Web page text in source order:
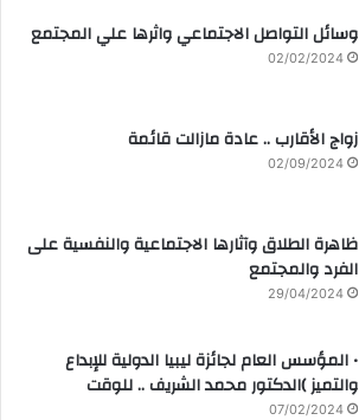
وسائل التواصل الاجتماعي واثرها علي المجتمع
02/02/2024
زواج الأقارب .. عادة مازالت قائمة
02/09/2024
ظاهرة الطلاق وآثارها الاجتماعية والنفسية على
الفرد والمجتمع
29/04/2024
• المؤسس العام لجائزة ليبيا الدولية للإبداع
والتميز )الدكتور محمد الشريف .. للوقت
07/02/2024